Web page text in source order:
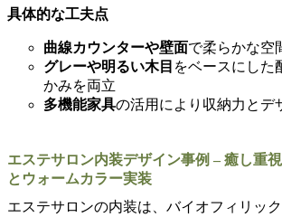
具体的な工夫点
曲線カウンターや壁面で柔らかな空
グレーや明るい木目 をベースにした
かみを両立
多機能家具の活用により収納力とデ
エステサロン内装デザイン事例 – 癒し重
とウォームカラー実装
エステサロンの内装は、バイオフィリッ